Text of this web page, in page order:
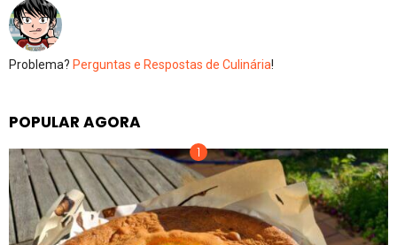
Problema? Perguntas e Respostas de Culinária!
POPULAR AGORA